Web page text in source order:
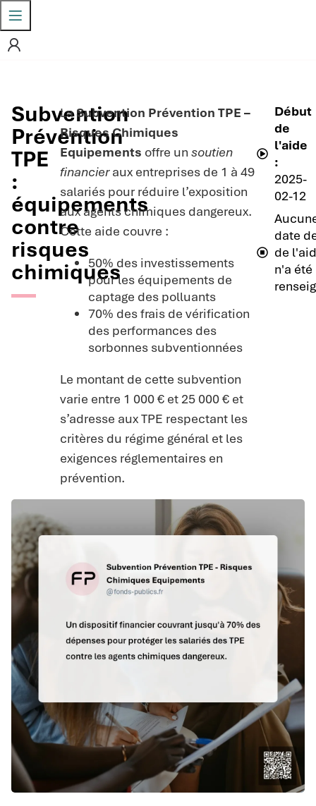
Subvention
Prévention
TPE
:
équipements
contre
risques
chimiques
LaSubvention Prévention TPE –
Risques Chimiques
Equipements offre unsoutien
financieraux entreprises de 1 à 49
salariés pour réduire l’exposition
aux agents chimiques dangereux.
Cette aide couvre :
50% des investissements
pour les équipements de
captage des polluants
70% des frais de vérification
des performances des
sorbonnes subventionnées
Le montant de cette subvention
varie entre 1 000 € et 25 000 € et
s’adresse aux TPE respectant les
critères du régime général et les
exigences réglementaires en
prévention.
Début
de
l'aide
:
2025-
02-12
date
de
n'a été